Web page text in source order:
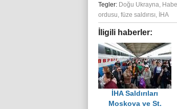
Tegler: Doğu Ukrayna
ordusu füze saldırısı İHA
İligili haberler:
İHA Saldırıları
Moskova ve St.